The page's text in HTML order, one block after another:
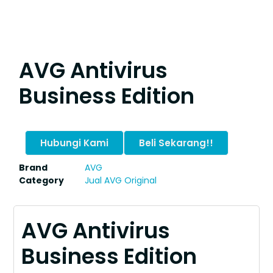
AVG Antivirus
Business Edition
Hubungi Kami Beli Sekarang!!
Brand
AVG
Category
Jual AVG Original
AVG Antivirus
Business Edition